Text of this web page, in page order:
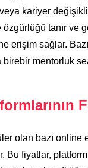
kariyer
özgürlüğü tanır
erişim sağlar.
mentorluk
olan bazı online
Bu fiyatlar,